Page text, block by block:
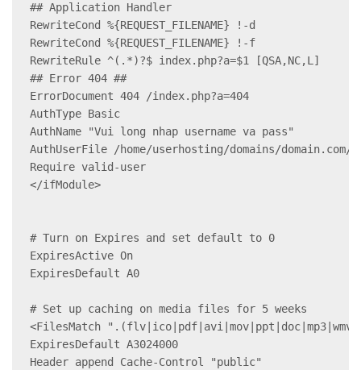
## Application Handler
RewriteCond %{REQUEST_FILENAME} !-d
RewriteCond %{REQUEST_FILENAME} !-f
RewriteRule ^(.*)?$ index.php?a=$1 [QSA,NC,L]
## Error 404 ##
ErrorDocument 404 /index.php?a=404
AuthType Basic
AuthName "Vui long nhap username va pass"
AuthUserFile /home/userhosting/domains/
Require valid-user
</ifModule>
# Turn on Expires and set default to 0
ExpiresActive On
ExpiresDefault A0
# Set up caching on media files for 5 weeks
<FilesMatch
ExpiresDefault A3024000
Header append Cache-Control "public"